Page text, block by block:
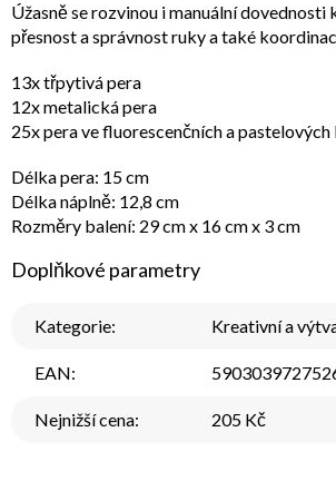
Úžasně se rozvinou i manuální dovednosti
přesnost a správnost ruky a také
13x třpytivá pera
12x metalická pera
25x pera ve fluorescenčních a pastelových
Délka pera: 15 cm
Délka náplně: 12,8 cm
Rozměry balení: 29 cm x 16 cm x 3 cm
Doplňkové parametry
Kategorie: Kreativní a
EAN:
Nejnižší cena: 205 Kč